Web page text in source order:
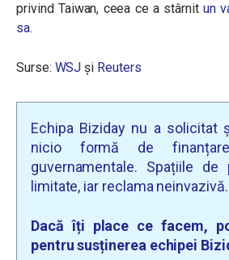
privind Taiwan, ceea ce a stârnit un
sa.
Surse: WSJ și Reuters
Echipa Biziday nu a solicitat
nicio formă de
guvernamentale. Spațiile
limitate, iar reclama neinvazivă.
Dacă îți place ce facem,
pentru susținerea echipei